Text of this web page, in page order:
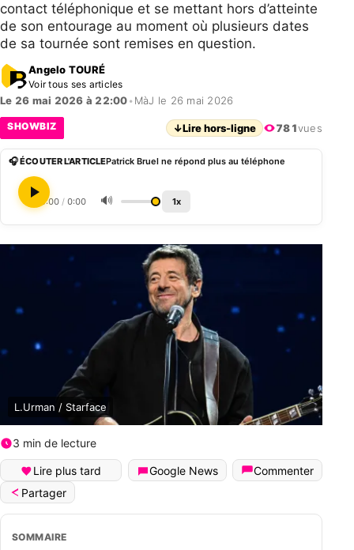
contact téléphonique et se mettant hors d’atteinte
de son entourage au moment où plusieurs dates
de sa tournée sont remises en question.
Angelo TOURÉ
Voir tous ses articles
Le 26 mai 2026 à 22:00• MàJ le 26 mai 2026
SHOWBIZ ↓Lire hors-ligne 781vues
🎧 ÉCOUTER L'ARTICLEPatrick Bruel ne répond plus au téléphone
0:00 / 0:00 🔊 1x
L.Urman / Starface
3 min de lecture
Lire plus tard Google News
Commenter
Partager
SOMMAIRE